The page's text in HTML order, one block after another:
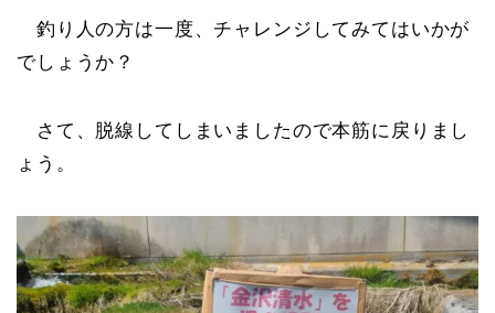
釣り人の方は一度、チャレンジしてみてはいかが
でしょうか？
さて、脱線してしまいましたので本筋に戻りまし
ょう。